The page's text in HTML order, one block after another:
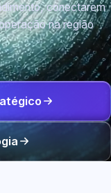
conectarem
na região